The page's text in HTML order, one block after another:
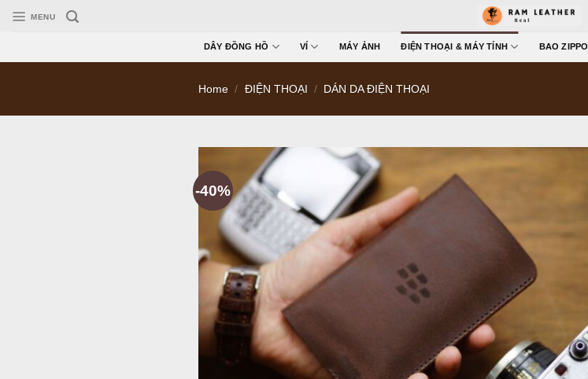
MENU
DÂY ĐỒNG HỒ VÍ MÁY ẢNH ĐIỆN THOẠI & MÁY TÍNH BAO ZIPPO
Home / ĐIỆN THOẠI / DÁN DA ĐIỆN THOẠI
-40%